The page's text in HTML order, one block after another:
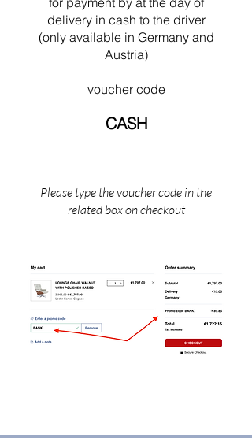
delivery in cash to the driver
(only available in Germany and
Austria)
voucher code
CASH
Please type the voucher code in the
related box on checkout